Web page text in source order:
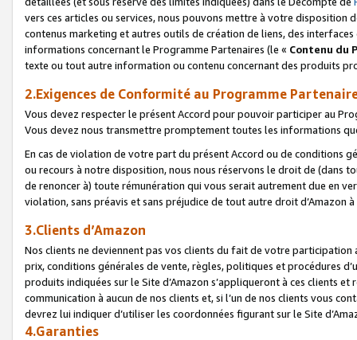
vers ces articles ou services, nous pouvons mettre à votre disposition
contenus marketing et autres outils de création de liens, des
informations concernant le Programme Partenaires (le « Contenu du
texte ou tout autre information ou contenu concernant des produits
2.Exigences de Conformité au Programme
Vous devez respecter le présent Accord pour pouvoir participer au
Vous devez nous transmettre promptement toutes les informations
En cas de violation de votre part du présent Accord ou de conditions
ou recours à notre disposition, nous nous réservons le droit de (dans
de renoncer à) toute rémunération qui vous serait autrement due en
violation, sans préavis et sans préjudice de tout autre droit
3.Clients d’Amazon
Nos clients ne deviennent pas vos clients du fait de votre
prix, conditions générales de vente, règles, politiques et procédures
produits indiquées sur le Site d’Amazon s’appliqueront à ces clients
communication à aucun de nos clients et, si l’un de nos clients vous
devrez lui indiquer d’utiliser les coordonnées figurant sur le Site
4.Garanties